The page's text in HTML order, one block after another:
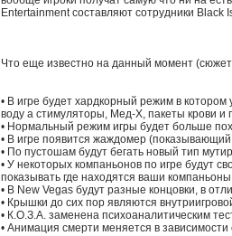
Entertainment составляют сотрудники Black
Что еще известно на данный момент
• В игре будет хардкорный режим в котором
воду а стимуляторы, Мед-Х, пакеты крови и
• Нормальный режим игры будет больше
• В игре появится жаждомер
• По пустошам будут бегать новый тип
• У некоторых компаньонов по игре будут
показывать где находятся ваши
• В New Vegas будут разные концовки, в
• Крышки до сих пор являются
• К.О.З.А. заменена психоаналитическим
• Анимация смерти меняется в